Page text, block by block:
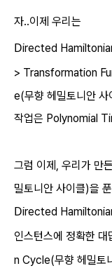
자..이제 우리는
Directed
> Transformation
e(무향 헤밀토니안 사
작업은 Polynomial
그럼 이제, 우리가 만든
밀토니안 사이클)을
Directed
인스턴스에 정확한 대
n Cycle(무향 헤밀토